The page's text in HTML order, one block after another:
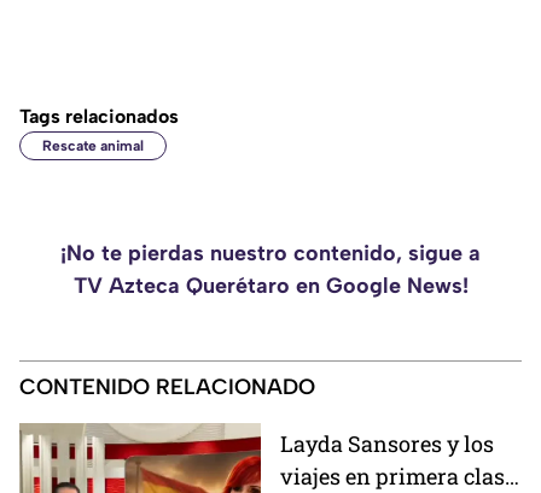
Tags relacionados
Rescate animal
¡No te pierdas nuestro contenido, sigue a
TV Azteca Querétaro en Google News!
CONTENIDO RELACIONADO
Layda Sansores y los
viajes en primera clase